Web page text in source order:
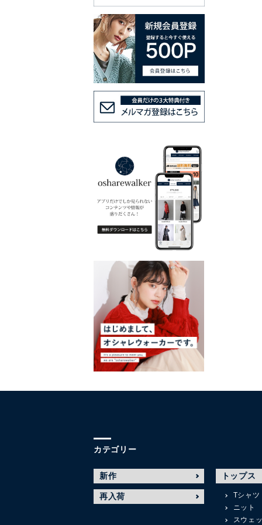
カテゴリー
新作
再入荷
トップス
Tシャツ
ニット
スウェ